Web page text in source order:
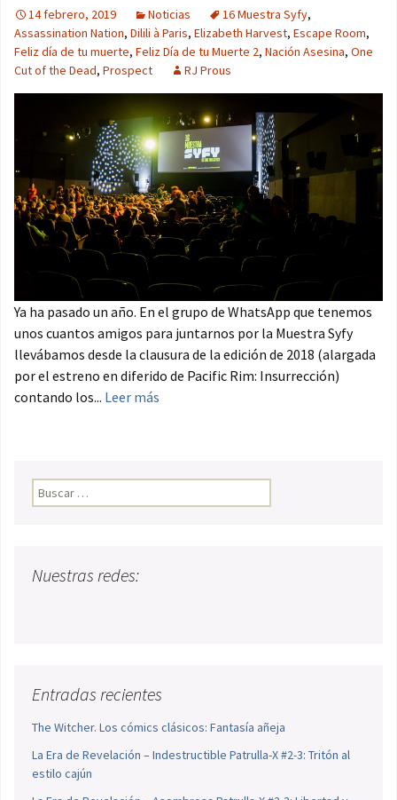
14 febrero, 2019 Noticias 16 Muestra Syfy,
Assassination Nation, Dilili à Paris, Elizabeth Harvest, Escape Room,
Feliz día de tu muerte, Feliz Día de tu Muerte 2, Nación Asesina, One
Cut of the Dead, Prospect RJ Prous
Ya ha pasado un año. En el grupo de WhatsApp que tenemos
unos cuantos amigos para juntarnos por la Muestra Syfy
llevábamos desde la clausura de la edición de 2018 (alargada
por el estreno en diferido de Pacific Rim: Insurrección)
contando los... Leer más
Buscar:
Nuestras redes:
Entradas recientes
The Witcher. Los cómics clásicos: Fantasía añeja
La Era de Revelación – Indestructible Patrulla-X #2-3: Tritón al
estilo cajún